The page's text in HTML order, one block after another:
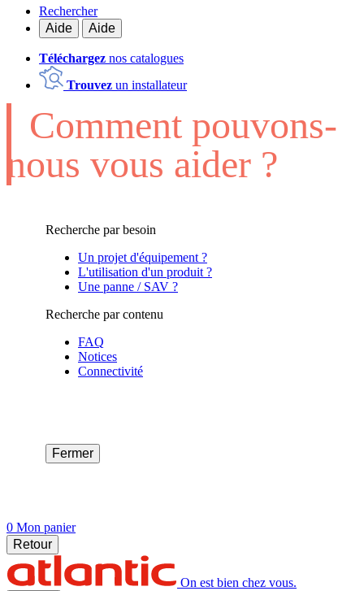
Rechercher
Aide
Aide
Téléchargez nos catalogues
Trouvez un installateur
Comment pouvons-
nous vous aider ?
Recherche par besoin
Un projet d'équipement ?
L'utilisation d'un produit ?
Une panne / SAV ?
Recherche par contenu
FAQ
Notices
Connectivité
Fermer
0 Mon panier
Retour
On est bien chez vous.